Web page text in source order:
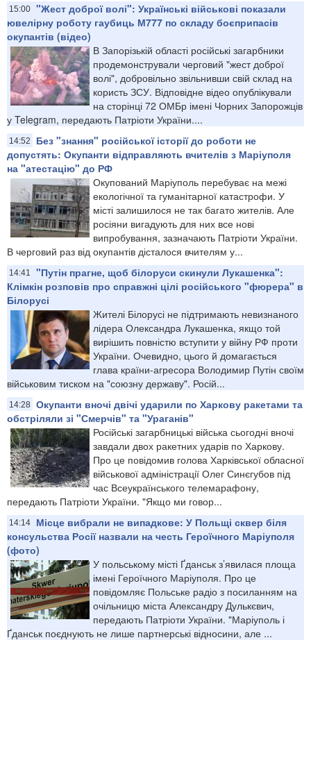
15:00 "Жест доброї волі": Українські військові показали
ювелірну роботу гаубиць М777 по складу боєприпасів
окупантів (відео)
В Запорізькій області російські загарбники
продемонстрували черговий "жест доброї
волі", добровільно звільнивши свій склад на
користь ЗСУ. Відповідне відео опублікували
на сторінці 72 ОМБр імені Чорних Запорожців
у Telegram, передають Патріоти України....
14:52
Без "знання" російської історії до роботи не
допустять: Окупанти відправляють вчителів з Маріуполя
на "атестацію" до РФ
Окупований Маріуполь перебуває на межі
екологічної та гуманітарної катастрофи. У
місті залишилося не так багато жителів. Але
росіяни вигадують для них все нові
випробування, зазначають Патріоти України.
В черговий раз від окупантів дісталося вчителям у...
14:41
"Путін прагне, щоб білоруси скинули Лукашенка":
Клімкін розповів про справжні цілі російського "фюрера" в
Білорусі
Жителі Білорусі не підтримають невизнаного
лідера Олександра Лукашенка, якщо той
вирішить повністю вступити у війну РФ проти
України. Очевидно, цього й домагається
глава країни-агресора Володимир Путін своїм
військовим тиском на "союзну державу". Росій...
14:28 Окупанти вночі двічі ударили по Харкову ракетами та
обстріляли зі "Смерчів" та "Ураганів"
Російські загарбницькі війська сьогодні вночі
завдали двох ракетних ударів по Харкову.
Про це повідомив голова Харківської обласної
військової адміністрації Олег Синєгубов під
час Всеукраїнського телемарафону,
передають Патріоти України. "Якщо ми говор...
14:14
Місце вибрали не випадкове: У Польщі сквер біля
консульства Росії назвали на честь Героїчного Маріуполя
(фото)
У польському місті Ґданськ з’явилася площа
імені Героїчного Маріуполя. Про це
повідомляє Польське радіо з посиланням на
очільницю міста Александру Дулькєвич,
передають Патріоти України. "Маріуполь і
Ґданськ поєднують не лише партнерські відносини, але ...